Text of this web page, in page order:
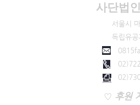
사단법
서울시 마
독립유공
02)722-
02)730-
♡ 후원